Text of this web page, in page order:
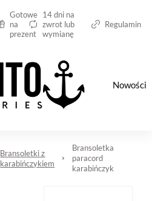
Gotowe
na
prezent
14 dni na
zwrot lub
wymianę
Regulamin
Nowości
Bransoletki z
karabińczykiem
Bransoletka
paracord
karabińczyk